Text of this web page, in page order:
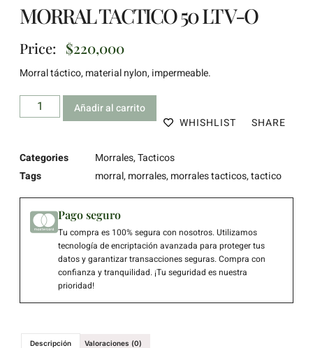
MORRAL TACTICO 50 LT V-O
Price: $220,000
Morral táctico, material nylon, impermeable.
Añadir al carrito
WHISHLIST
SHARE
Categories Morrales,Tacticos
Tags
morral,morrales,morrales tacticos,tactico
Pago seguro
Tu compra es 100% segura con nosotros. Utilizamos
tecnología de encriptación avanzada para proteger tus
datos y garantizar transacciones seguras. Compra con
confianza y tranquilidad. ¡Tu seguridad es nuestra
prioridad!
Descripción Valoraciones (0)